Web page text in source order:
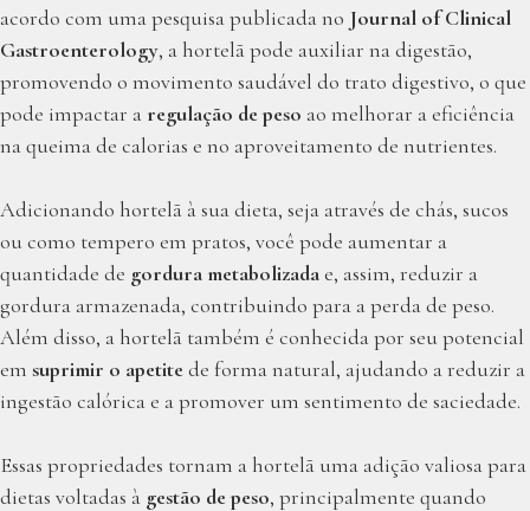
acordo com uma pesquisa publicada no Journal of Clinical
Gastroenterology, a hortelã pode auxiliar na digestão,
promovendo o movimento saudável do trato digestivo, o que
pode impactar aregulação de peso ao melhorar a eficiência
na queima de calorias e no aproveitamento de nutrientes.
Adicionando hortelã à sua dieta, seja através de chás, sucos
ou como tempero em pratos, você pode aumentar a
quantidade de gordura metabolizadae, assim, reduzir a
gordura armazenada, contribuindo para a perda de peso.
Além disso, a hortelã também é conhecida por seu potencial
em suprimir o apetitede forma natural, ajudando a reduzir a
ingestão calórica e a promover um sentimento de saciedade.
Essas propriedades tornam a hortelã uma adição valiosa para
dietas voltadas à gestão de peso, principalmente quando